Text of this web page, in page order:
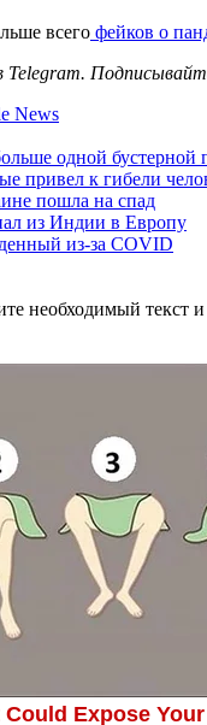
всего фейков о
Telegram.
News
одной
привел к гибели
пошла на спад
из Индии в Европу
из-за COVID
необходимый текст